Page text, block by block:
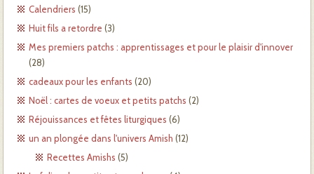
Calendriers (15)
Huit fils a retordre (3)
Mes premiers patchs : apprentissages et pour le plaisir d'innover
(28)
cadeaux pour les enfants (20)
Noël : cartes de voeux et petits patchs (2)
Réjouissances et fêtes liturgiques (6)
un an plongée dans l'univers Amish (12)
Recettes Amishs (5)